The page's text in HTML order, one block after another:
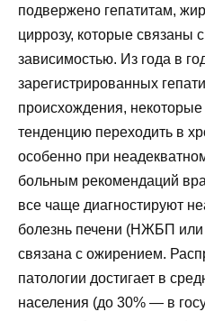
подвержено гепатитам,
циррозу, которые связаны
зависимостью. Из года в
зарегистрированных
происхождения,
тенденцию переходить в
особенно при
больным рекомендаций
все чаще диагностируют
болезнь печени (НЖБП
связана с ожирением.
патологии достигает в
населения (до 30% — в